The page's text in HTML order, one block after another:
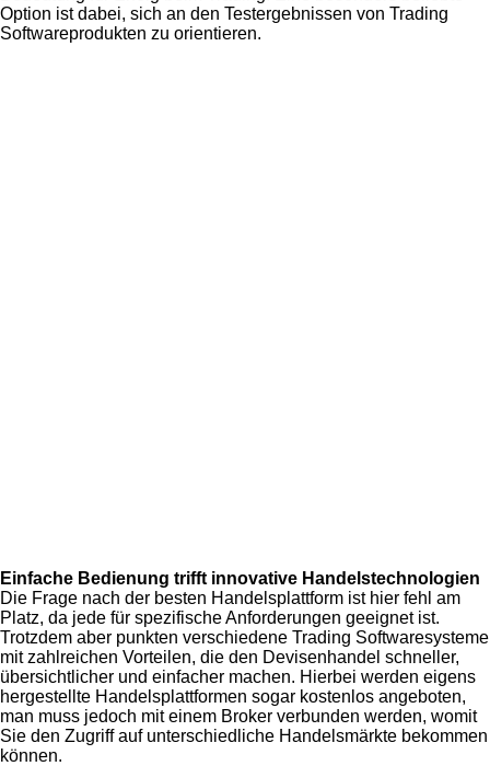
Option ist dabei, sich an den Testergebnissen von Trading
Softwareprodukten zu orientieren.
Einfache Bedienung trifft innovative Handelstechnologien
Die Frage nach der besten Handelsplattform ist hier fehl am
Platz, da jede für spezifische Anforderungen geeignet ist.
Trotzdem aber punkten verschiedene Trading Softwaresysteme
mit zahlreichen Vorteilen, die den Devisenhandel schneller,
übersichtlicher und einfacher machen. Hierbei werden eigens
hergestellte Handelsplattformen sogar kostenlos angeboten,
man muss jedoch mit einem Broker verbunden werden, womit
Sie den Zugriff auf unterschiedliche Handelsmärkte bekommen
können.